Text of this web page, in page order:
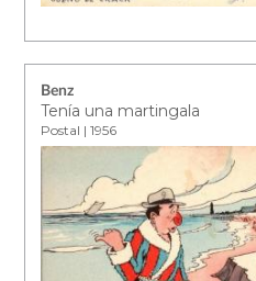
Benz
Tenía una martingala
Postal | 1956